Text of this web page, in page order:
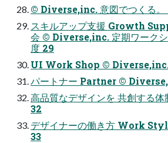
©︎ Diverse,inc. 意図でつくる。
スキルアップ支援 Growth
会 ©︎ Diverse,inc. 定期ワークシ
度 29
UI Work Shop ©︎
パートナー Partner ©︎
高品質なデザインを 共創する
32
デザイナーの働き方 Work
33